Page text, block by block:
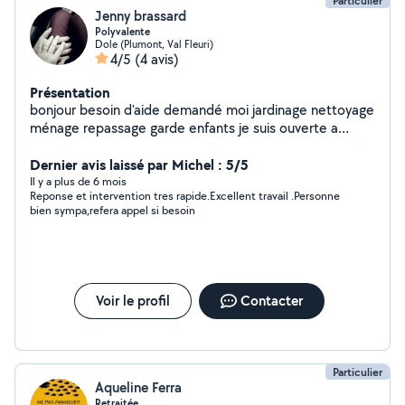
vidange etc...Jenny brassard
Polyvalente
Dole (Plumont, Val Fleuri)
4/5 (4 avis)
Présentation
bonjour besoin d'aide demandé moi jardinage nettoyage
ménage repassage garde enfants je suis ouverte a
Dernier avis laissé par Michel : 5/5
Il y a plus de 6 mois
Reponse et intervention tres rapide.Excellent travail .Personne
bien sympa,refera appel si besoin
Voir le profil Contacter
Particulier
Aqueline Ferra